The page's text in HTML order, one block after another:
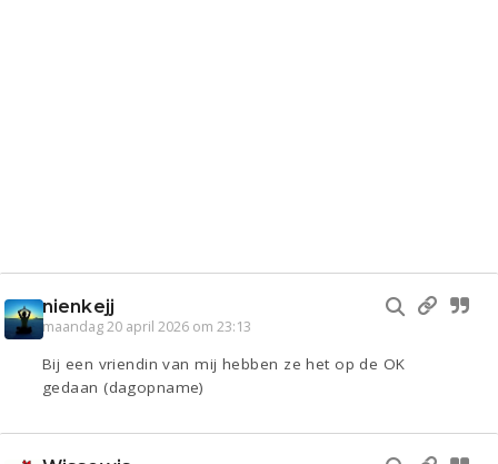
nienkejj
maandag 20 april 2026 om 23:13
Bij een vriendin van mij hebben ze het op de OK
gedaan (dagopname)